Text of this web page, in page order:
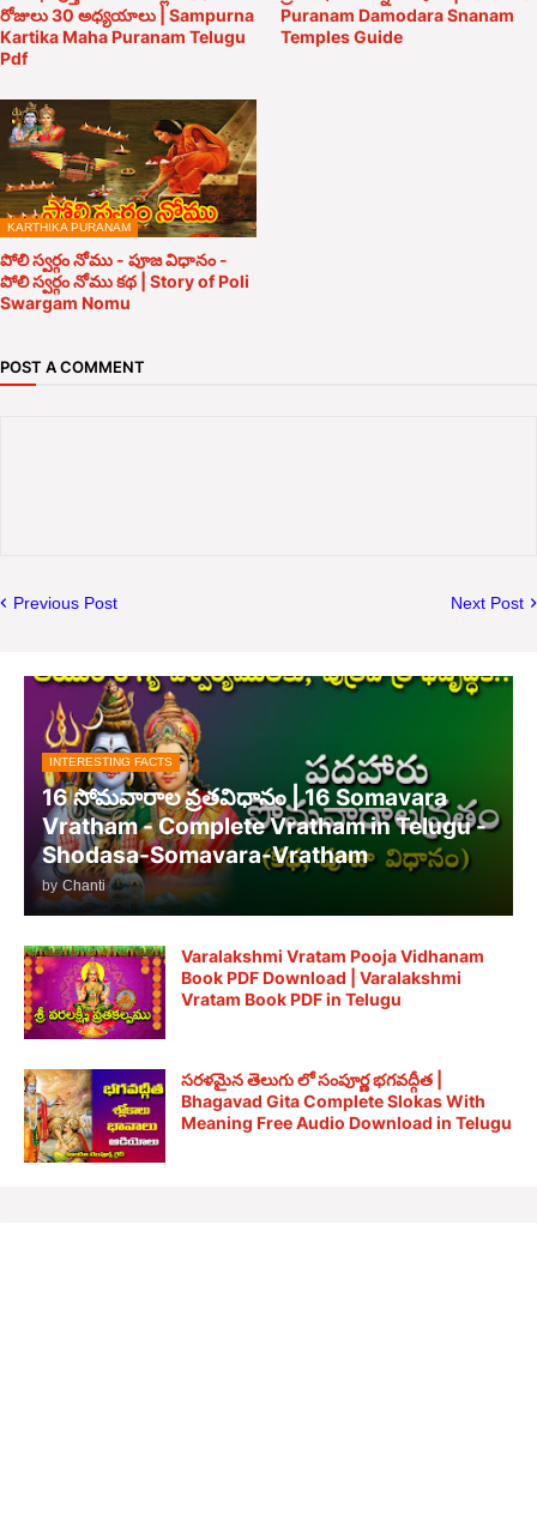
రోజులు 30 అధ్యయాలు | Sampurna
Kartika Maha Puranam Telugu
Pdf
Puranam Damodara Snanam
Temples Guide
KARTHIKA PURANAM
పోలి స్వర్గం నోము - పూజ విధానం -
పోలి స్వర్గం నోము కథ | Story of Poli
Swargam Nomu
POST A COMMENT
Previous Post Next Post
INTERESTING FACTS
16 సోమవారాల వ్రతవిధానం | 16 Somavara
Vratham - Complete Vratham in Telugu -
Shodasa-Somavara-Vratham
by Chanti
Varalakshmi Vratam Pooja Vidhanam
Book PDF Download | Varalakshmi
Vratam Book PDF in Telugu
సరళమైన తెలుగు లో సంపూర్ణ భగవద్గీత |
Bhagavad Gita Complete Slokas With
Meaning Free Audio Download in Telugu